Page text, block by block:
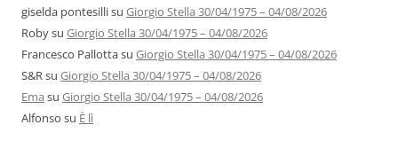
giselda pontesillisu Giorgio Stella 30/04/1975 – 04/08/2026
Robysu Giorgio Stella 30/04/1975 – 04/08/2026
Francesco Pallottasu Giorgio Stella 30/04/1975 – 04/08/2026
S&Rsu Giorgio Stella 30/04/1975 – 04/08/2026
Ema su Giorgio Stella 30/04/1975 – 04/08/2026
Alfonso su È lì